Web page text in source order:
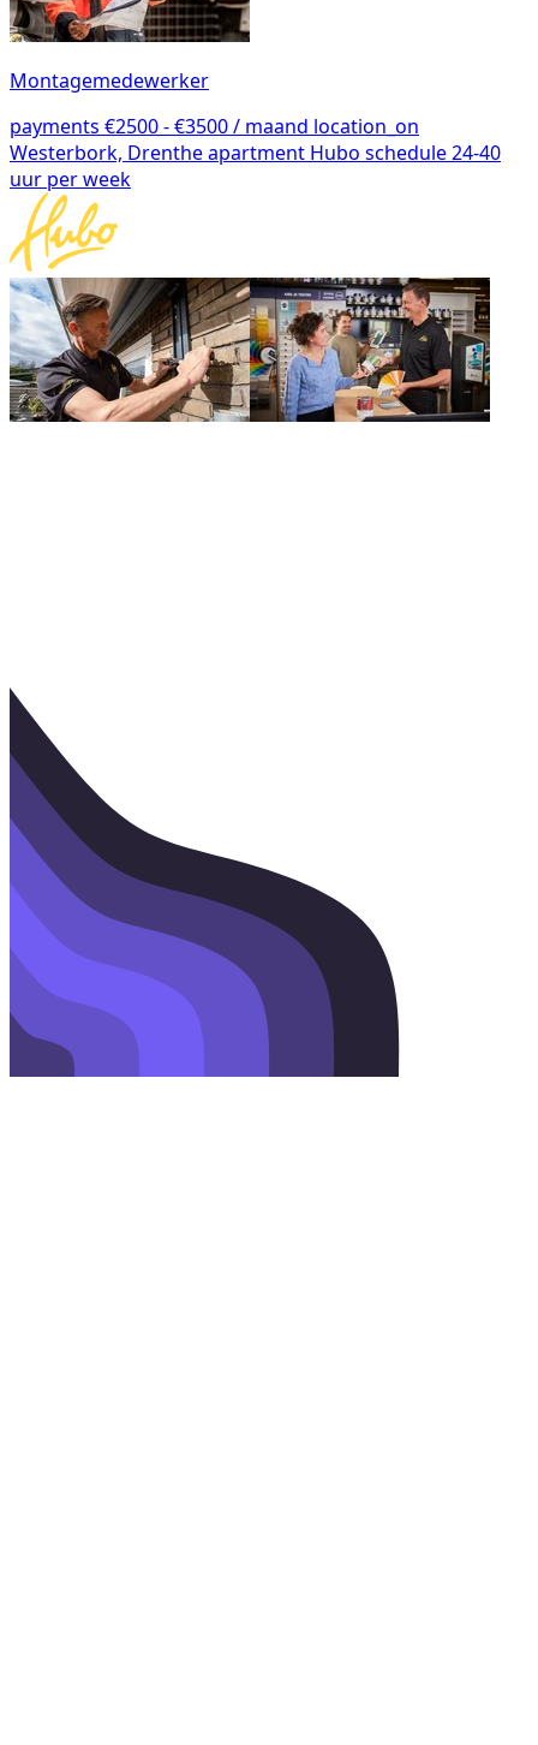
Montagemedewerker
payments €2500 - €3500 / maand location_on
Westerbork, Drentheapartment Hubo schedule24-40
uur per week